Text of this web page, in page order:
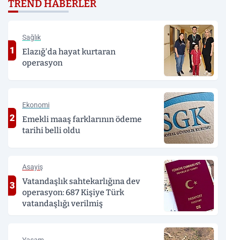
TREND HABERLER
1
Sağlık
Elazığ'da hayat kurtaran
operasyon
2
Ekonomi
Emekli maaş farklarının ödeme
tarihi belli oldu
3
Asayiş
Vatandaşlık sahtekarlığına dev
operasyon: 687 Kişiye Türk
vatandaşlığı verilmiş